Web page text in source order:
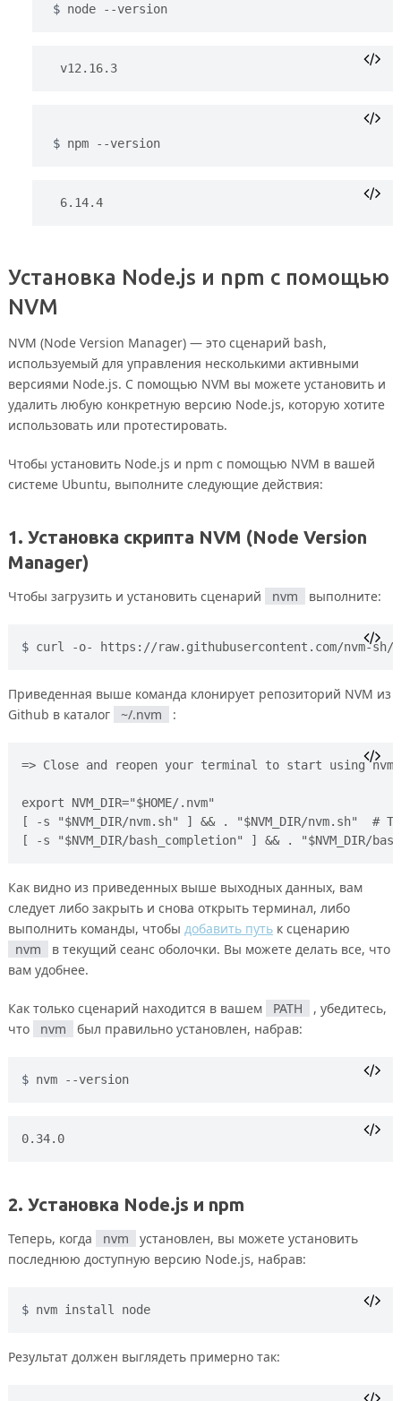
node --version
v12.16.3
npm --version
6.14.4
Установка Node.js и npm с помощью
NVM
NVM (Node Version Manager) — это сценарий bash,
используемый для управления несколькими активными
версиями Node.js. С помощью NVM вы можете установить и
удалить любую конкретную версию Node.js, которую хотите
использовать или протестировать.
Чтобы установить Node.js и npm с помощью NVM в вашей
системе Ubuntu, выполните следующие действия:
1. Установка скрипта NVM (Node Version
Manager)
Чтобы загрузить и установить сценарий nvm выполните:
curl -o- https://raw.githubusercontent.com/nvm-
Приведенная выше команда клонирует репозиторий NVM из
Github в каталог
~/.nvm :
=> Close and reopen your terminal to start using
export NVM_DIR="$HOME/.nvm"
[ -s "$NVM_DIR/nvm.sh" ] && . "$NVM_DIR/nvm.sh"  #
Как видно из приведенных выше выходных данных, вам
следует либо закрыть и снова открыть терминал, либо
выполнить команды, чтобы добавить путьк сценарию
nvm
в текущий сеанс оболочки. Вы можете делать все, что
вам удобнее.
Как только сценарий находится в вашем PATH
, убедитесь,
что
nvm был правильно установлен, набрав:
nvm --version
0.34.0
2. Установка Node.js и npm
Теперь, когда nvm
установлен, вы можете установить
последнюю доступную версию Node.js, набрав:
nvm install node
Результат должен выглядеть примерно так: